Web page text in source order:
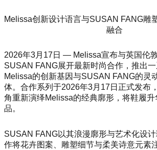
Melissa创新设计语言与SUSAN FANG雕
融合
2026年3月17日 — Melissa宣布与英国伦
SUSAN FANG展开最新时尚合作，推出
Melissa的创新基因与SUSAN FANG的灵
体。合作系列于2026年3月17日正式发布
角重新演绎Melissa的经典廓形，将鞋履
品。
SUSAN FANG以其浪漫廓形与艺术化设
作将花卉图案、雕塑细节与柔美诗意元素